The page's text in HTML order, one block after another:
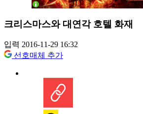
크리스마스와 대연각 호텔 화재
입력 2016-11-29 16:32
선호매체 추가